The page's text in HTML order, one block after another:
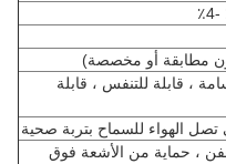
مطابقة أو مخصصة)
، قابلة للتنفس ، قابلة
تصل الهواء للسماح بتربة صحية
، حماية من الأشعة فوق